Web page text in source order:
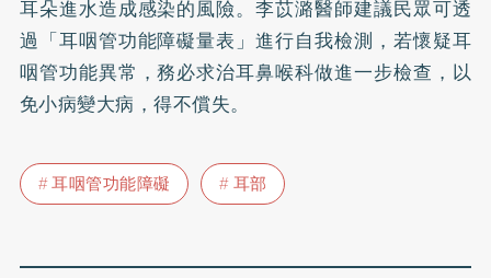
耳朵進水造成感染的風險。李苡潞醫師建議民眾可透
過「耳咽管功能障礙量表」進行自我檢測，若懷疑耳
咽管功能異常，務必求治耳鼻喉科做進一步檢查，以
免小病變大病，得不償失。
耳咽管功能障礙 耳部